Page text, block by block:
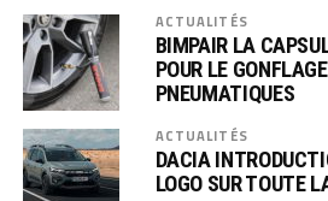
ACTUALITÉS
BIMPAIR LA
POUR LE
PNEUMATIQUES
ACTUALITÉS
DACIA
LOGO SUR TOUTE